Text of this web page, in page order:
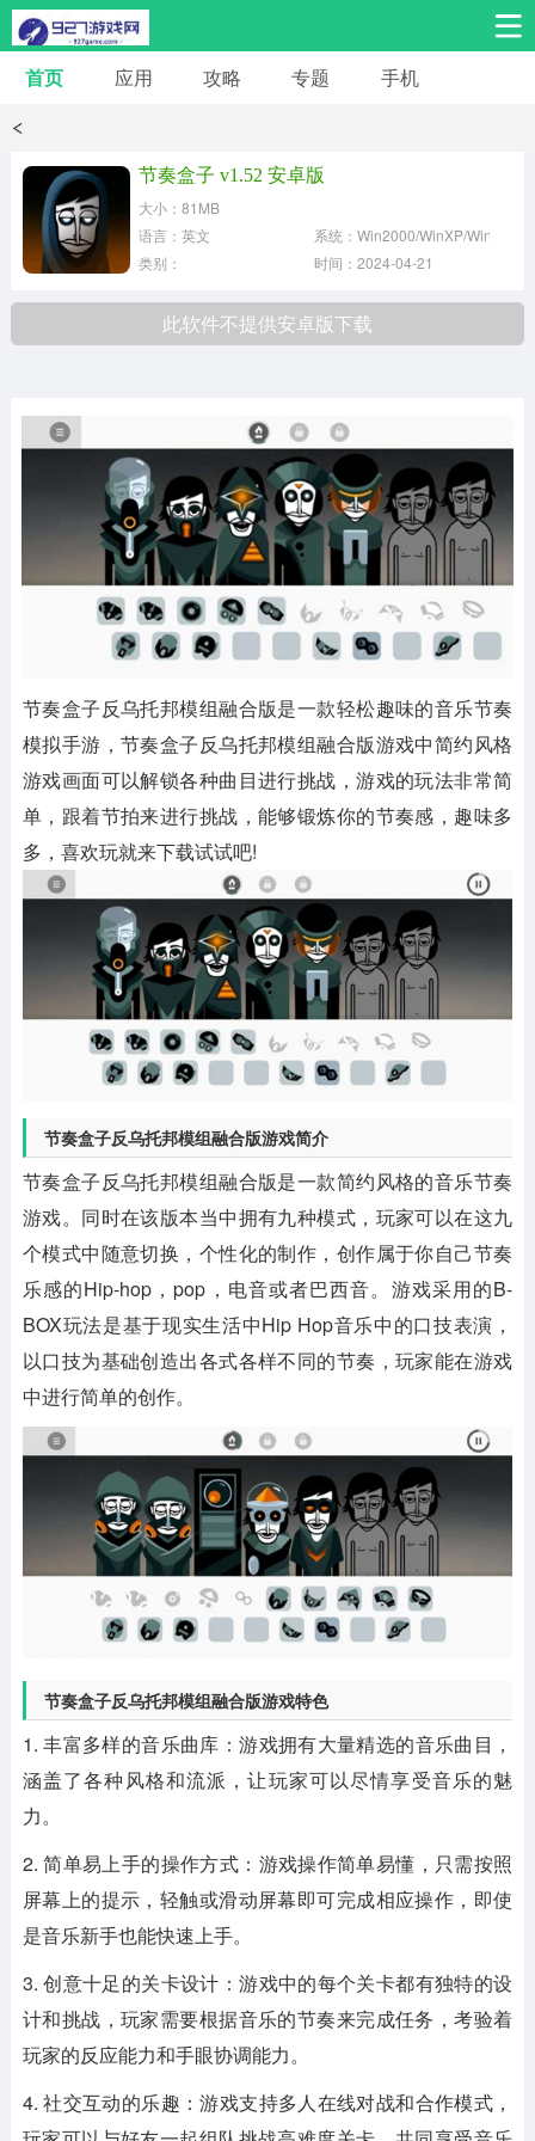
安卓手游 安卓应用
桌游棋牌
首页 应用 攻略 专题 手机
节奏盒子 v1.52 安卓版
大小：81MB
语言：英文
系统：Win2000/WinXP/Win2003
类别：
时间：2024-04-21
此软件不提供安卓版下载
节奏盒子反乌托邦模组融合版是一款轻松趣味的音乐节奏
模拟手游，节奏盒子反乌托邦模组融合版游戏中简约风格
游戏画面可以解锁各种曲目进行挑战，游戏的玩法非常简
单，跟着节拍来进行挑战，能够锻炼你的节奏感，趣味多
多，喜欢玩就来下载试试吧!
节奏盒子反乌托邦模组融合版游戏简介
节奏盒子反乌托邦模组融合版是一款简约风格的音乐节奏
游戏。同时在该版本当中拥有九种模式，玩家可以在这九
个模式中随意切换，个性化的制作，创作属于你自己节奏
乐感的Hip-hop，pop，电音或者巴西音。游戏采用的B-
BOX玩法是基于现实生活中Hip Hop音乐中的口技表演，
以口技为基础创造出各式各样不同的节奏，玩家能在游戏
中进行简单的创作。
节奏盒子反乌托邦模组融合版游戏特色
1. 丰富多样的音乐曲库：游戏拥有大量精选的音乐曲目，
涵盖了各种风格和流派，让玩家可以尽情享受音乐的魅
力。
2. 简单易上手的操作方式：游戏操作简单易懂，只需按照
屏幕上的提示，轻触或滑动屏幕即可完成相应操作，即使
是音乐新手也能快速上手。
3. 创意十足的关卡设计：游戏中的每个关卡都有独特的设
计和挑战，玩家需要根据音乐的节奏来完成任务，考验着
玩家的反应能力和手眼协调能力。
4. 社交互动的乐趣：游戏支持多人在线对战和合作模式，